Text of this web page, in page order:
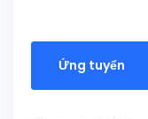
Ứng tuyển